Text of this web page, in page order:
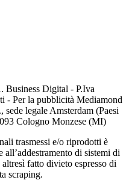
Business Digital - P.Iva
- Per la pubblicità Mediamond
legale Amsterdam (Paesi
Cologno Monzese (MI)
trasmessi e/o riprodotti è
di sistemi di
fatto divieto espresso di
scraping.